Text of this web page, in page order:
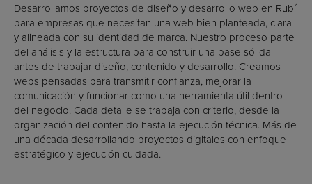
Desarrollamos proyectos de diseño y desarrollo web en Rubí
para empresas que necesitan una web bien planteada, clara
y alineada con su identidad de marca. Nuestro proceso parte
del análisis y la estructura para construir una base sólida
antes de trabajar diseño, contenido y desarrollo. Creamos
webs pensadas para transmitir confianza, mejorar la
comunicación y funcionar como una herramienta útil dentro
del negocio. Cada detalle se trabaja con criterio, desde la
organización del contenido hasta la ejecución técnica. Más de
una década desarrollando proyectos digitales con enfoque
estratégico y ejecución cuidada.